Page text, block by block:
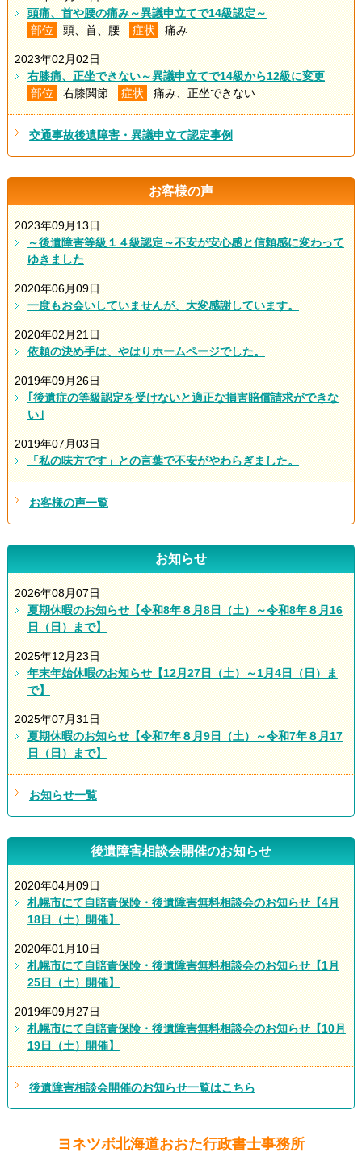
頭痛、首や腰の痛み～異議申立てで14級認定～
部位
頭、首、腰 症状 痛み
2023年02月02日
右膝痛、正坐できない～異議申立てで14級から12級に変更
部位
右膝関節 症状 痛み、正坐できない
交通事故後遺障害・異議申立て認定事例
お客様の声
2023年09月13日
～後遺障害等級１４級認定～不安が安心感と信頼感に変わって
ゆきました
2020年06月09日
一度もお会いしていませんが、大変感謝しています。
2020年02月21日
依頼の決め手は、やはりホームページでした。
2019年09月26日
｢後遺症の等級認定を受けないと適正な損害賠償請求ができな
い｣
2019年07月03日
「私の味方です」との言葉で不安がやわらぎました。
お客様の声一覧
お知らせ
2026年08月07日
夏期休暇のお知らせ【令和8年８月8日（土）～令和8年８月16
日（日）まで】
2025年12月23日
年末年始休暇のお知らせ【12月27日（土）～1月4日（日）ま
で】
2025年07月31日
夏期休暇のお知らせ【令和7年８月9日（土）～令和7年８月17
日（日）まで】
お知らせ一覧
後遺障害相談会開催のお知らせ
2020年04月09日
札幌市にて自賠責保険・後遺障害無料相談会のお知らせ【4月
18日（土）開催】
2020年01月10日
札幌市にて自賠責保険・後遺障害無料相談会のお知らせ【1月
25日（土）開催】
2019年09月27日
札幌市にて自賠責保険・後遺障害無料相談会のお知らせ【10月
19日（土）開催】
後遺障害相談会開催のお知らせ一覧はこちら
ヨネツボ北海道おおた行政書士事務所